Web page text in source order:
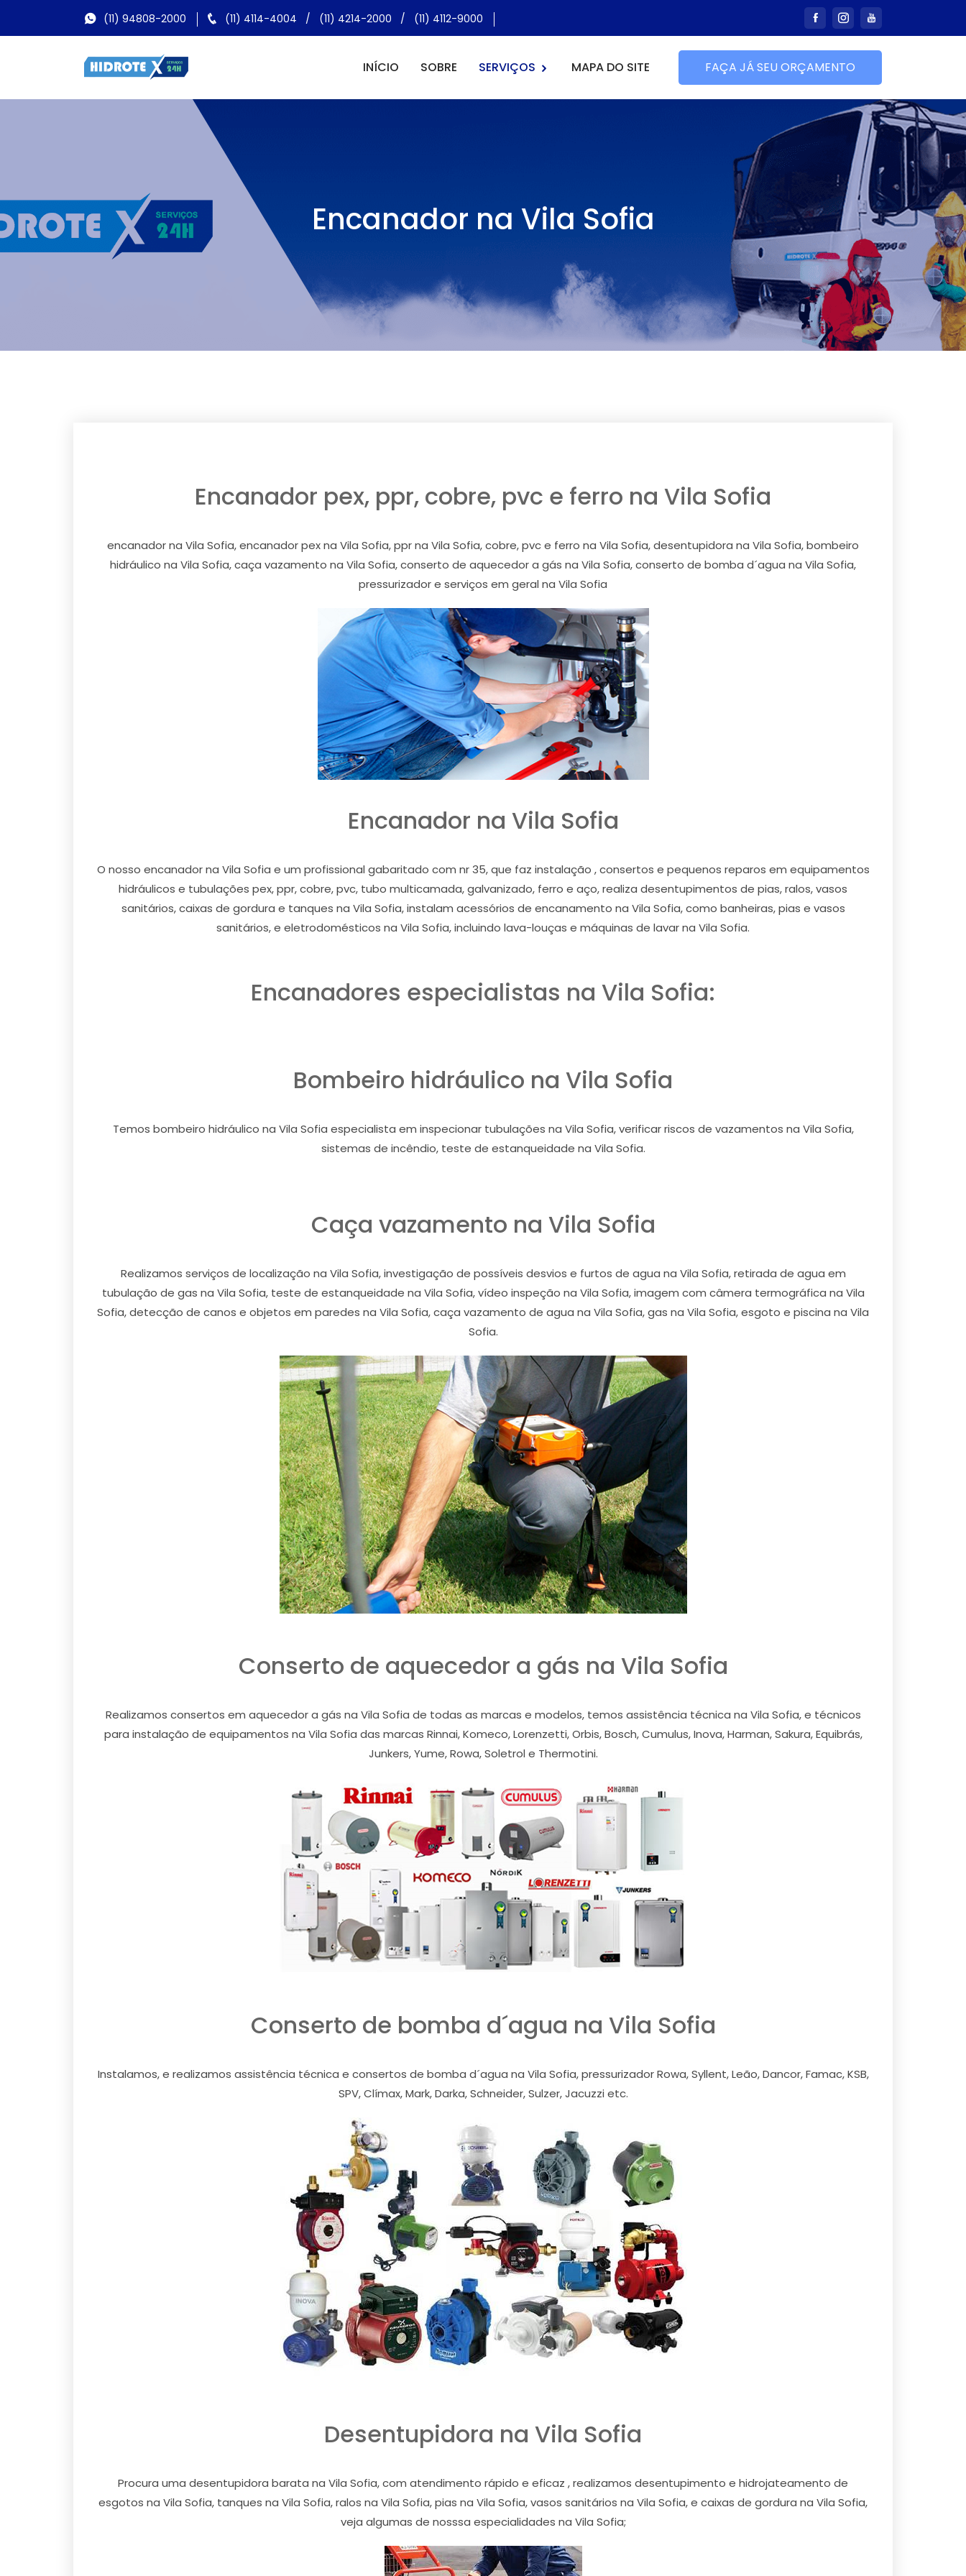
(11) 94808-2000 (11) 4114-4004 / (11) 4214-2000 / (11) 4112-9000
INÍCIO SOBRE SERVIÇOS MAPA DO SITE FAÇA JÁ SEU ORÇAMENTO
Encanador na Vila Sofia
Encanador pex, ppr, cobre, pvc e ferro na Vila Sofia
encanador na Vila Sofia, encanador pex na Vila Sofia, ppr na Vila Sofia, cobre, pvc e ferro na Vila Sofia, desentupidora na Vila Sofia, bombeiro
hidráulico na Vila Sofia, caça vazamento na Vila Sofia, conserto de aquecedor a gás na Vila Sofia, conserto de bomba d´agua na Vila Sofia,
pressurizador e serviços em geral na Vila Sofia
Encanador na Vila Sofia
O nosso encanador na Vila Sofia e um profissional gabaritado com nr 35, que faz instalação , consertos e pequenos reparos em equipamentos
hidráulicos e tubulações pex, ppr, cobre, pvc, tubo multicamada, galvanizado, ferro e aço, realiza desentupimentos de pias, ralos, vasos
sanitários, caixas de gordura e tanques na Vila Sofia, instalam acessórios de encanamento na Vila Sofia, como banheiras, pias e vasos
sanitários, e eletrodomésticos na Vila Sofia, incluindo lava-louças e máquinas de lavar na Vila Sofia.
Encanadores especialistas na Vila Sofia:
Bombeiro hidráulico na Vila Sofia
Temos bombeiro hidráulico na Vila Sofia especialista em inspecionar tubulações na Vila Sofia, verificar riscos de vazamentos na Vila Sofia,
sistemas de incêndio, teste de estanqueidade na Vila Sofia.
Caça vazamento na Vila Sofia
Realizamos serviços de localização na Vila Sofia, investigação de possíveis desvios e furtos de agua na Vila Sofia, retirada de agua em
tubulação de gas na Vila Sofia, teste de estanqueidade na Vila Sofia, vídeo inspeção na Vila Sofia, imagem com câmera termográfica na Vila
Sofia, detecção de canos e objetos em paredes na Vila Sofia, caça vazamento de agua na Vila Sofia, gas na Vila Sofia, esgoto e piscina na Vila
Sofia.
Conserto de aquecedor a gás na Vila Sofia
Realizamos consertos em aquecedor a gás na Vila Sofia de todas as marcas e modelos, temos assistência técnica na Vila Sofia, e técnicos
para instalação de equipamentos na Vila Sofia das marcas Rinnai, Komeco, Lorenzetti, Orbis, Bosch, Cumulus, Inova, Harman, Sakura, Equibrás,
Junkers, Yume, Rowa, Soletrol e Thermotini.
Conserto de bomba d´agua na Vila Sofia
Instalamos, e realizamos assistência técnica e consertos de bomba d´agua na Vila Sofia, pressurizador Rowa, Syllent, Leão, Dancor, Famac, KSB,
SPV, Clímax, Mark, Darka, Schneider, Sulzer, Jacuzzi etc.
Desentupidora na Vila Sofia
Procura uma desentupidora barata na Vila Sofia, com atendimento rápido e eficaz , realizamos desentupimento e hidrojateamento de
esgotos na Vila Sofia, tanques na Vila Sofia, ralos na Vila Sofia, pias na Vila Sofia, vasos sanitários na Vila Sofia, e caixas de gordura na Vila Sofia,
veja algumas de nosssa especialidades na Vila Sofia;